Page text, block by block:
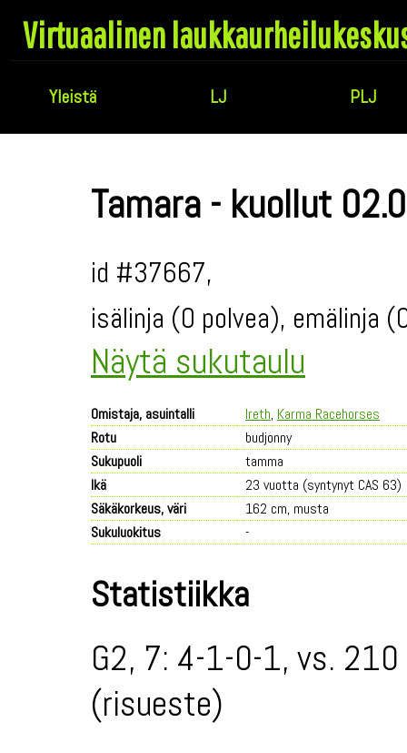
Virtuaalinen
Yleistä LJ PLJ
Tamara - kuollut
id #37667,
isälinja (0 polvea), emälinja
Näytä sukutaulu
Omistaja, asuintalli Ireth, Karma Racehorses
Rotu
budjonny
Sukupuoli
tamma
Ikä
23 vuotta (syntynyt CAS 63)
Säkäkorkeus, väri
162 cm, musta
Sukuluokitus
-
Statistiikka
G2, 7: 4-1-0-1, vs.
(risueste)